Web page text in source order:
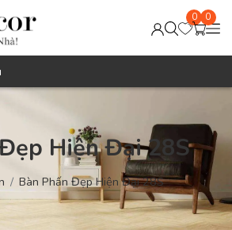
0 0
Hiện Đại 28S
Bàn Phấn Đẹp Hiện Đại 28S